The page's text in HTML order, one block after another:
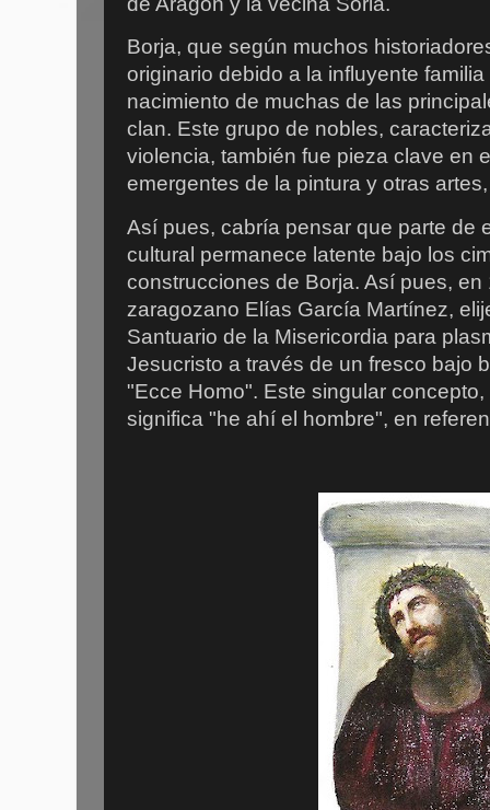
Borja, que según muchos
originario debido a la influyente
nacimiento de muchas de las
clan. Este grupo de nobles,
violencia, también fue pieza clave en
emergentes de la pintura y otras
Así pues, cabría pensar que parte de
cultural permanece latente bajo los
construcciones de Borja. Así pues, en
zaragozano Elías García Martínez,
Santuario de la Misericordia para
Jesucristo a través de un fresco bajo
"Ecce Homo". Este singular
significa "he ahí el hombre", en